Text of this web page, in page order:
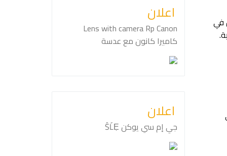
في
اعلان
كاميرا كانون مع عدسة
اعلان
جي إم سي يوكن ⁦ŜĹẸ